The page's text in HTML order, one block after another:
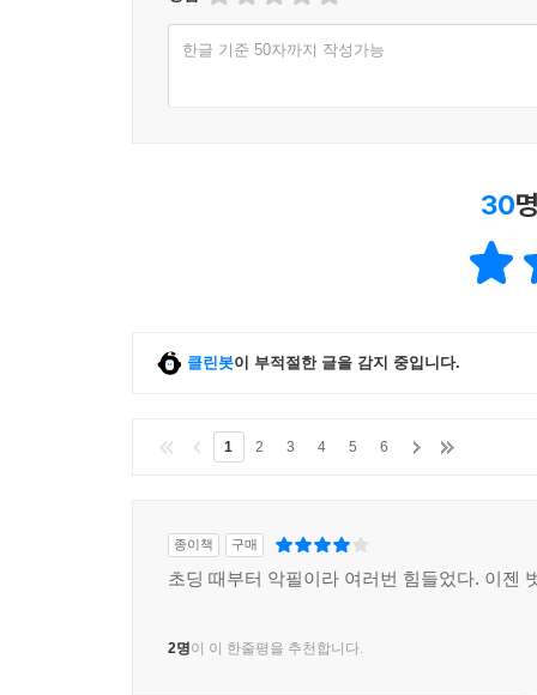
한글 기준 50자까지 작성가능
30
클린봇이 부적절한 글을 감지 중입니다.
1 2 3 4 5 6
종이책 구매
초딩 때부터 악필이라 여러번 힘들었다. 이젠
2명이 이 한줄평을 추천합니다.